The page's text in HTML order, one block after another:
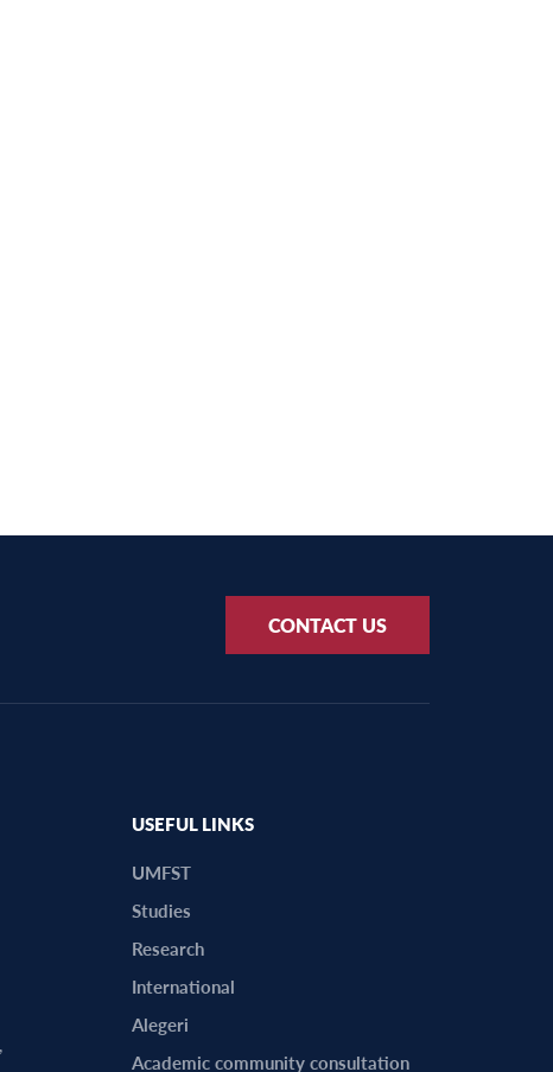
CONTACT US
USEFUL LINKS
UMFST
Studies
Research
International
Alegeri
Academic community consultation